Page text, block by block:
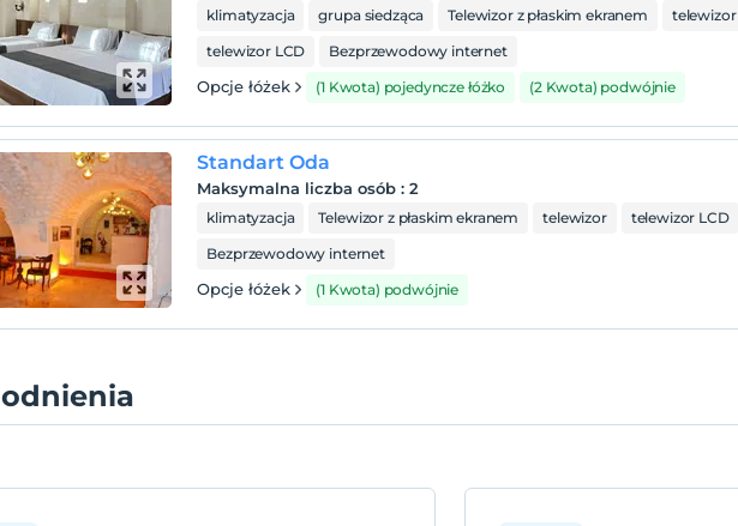
klimatyzacja grupa siedząca Telewizor z płaskim ekranem
telewizor
telewizor LCD
Bezprzewodowy internet
Opcje łóżek (1 Kwota) pojedyncze łóżko (2 Kwota) podwójnie
Standart Oda
Maksymalna liczba osób :2
klimatyzacja Telewizor z płaskim ekranem telewizor
telewizor LCD
Bezprzewodowy internet
Opcje łóżek (1 Kwota) podwójnie